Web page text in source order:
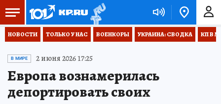
НОВОСТИ ТОЛЬКО У НАС ВОЕНКОРЫ УКРАИНА: СВОДКА КП В
В МИРЕ 2 июня 2026 17:25
Европа вознамерилась
депортировать своих